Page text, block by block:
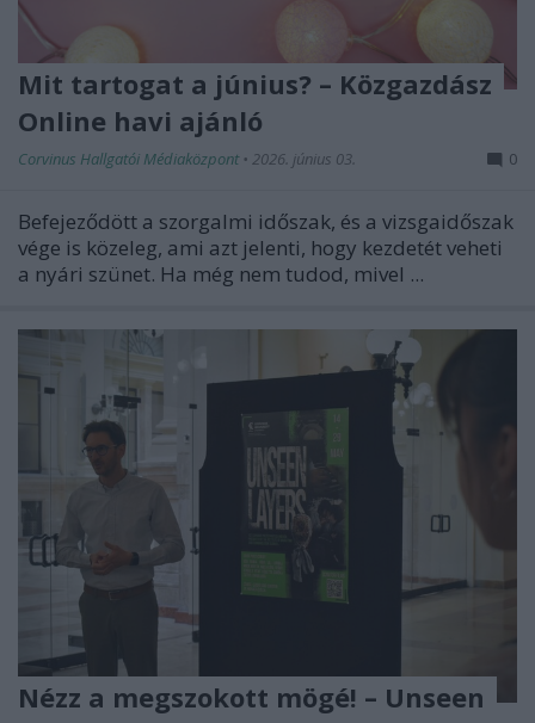
Mit tartogat a június? – Közgazdász
Online havi ajánló
Corvinus Hallgatói Médiaközpont • 2026. június 03. 0
Befejeződött a szorgalmi időszak, és a vizsgaidőszak
vége is közeleg, ami azt jelenti, hogy kezdetét veheti
a nyári szünet. Ha még nem tudod, mivel ...
Nézz a megszokott mögé! – Unseen